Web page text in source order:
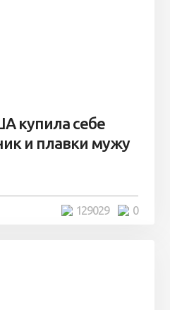
купила себе
и плавки мужу
0
129029